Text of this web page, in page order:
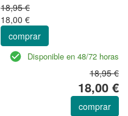
18,95 €
18,00 €
comprar
Disponible en 48/72 horas
18,95 €
18,00 €
comprar